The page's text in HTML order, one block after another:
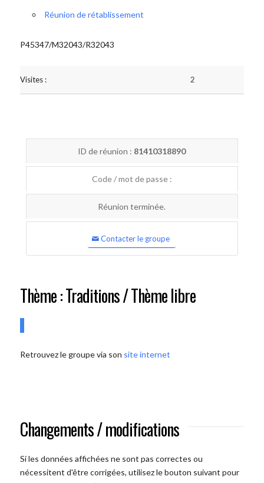
Réunion de rétablissement
P45347/M32043/R32043
Visites : 2
ID de réunion : 81410318890
Code / mot de passe :
Réunion terminée.
Contacter le groupe
Thème : Traditions / Thème libre
Retrouvez le groupe via son site internet
Changements / modifications
Si les données affichées ne sont pas correctes ou
nécessitent d'être corrigées, utilisez le bouton suivant pour